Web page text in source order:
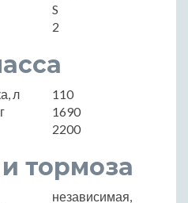
S
2
л
110
1690
2200
тормоза
независимая,